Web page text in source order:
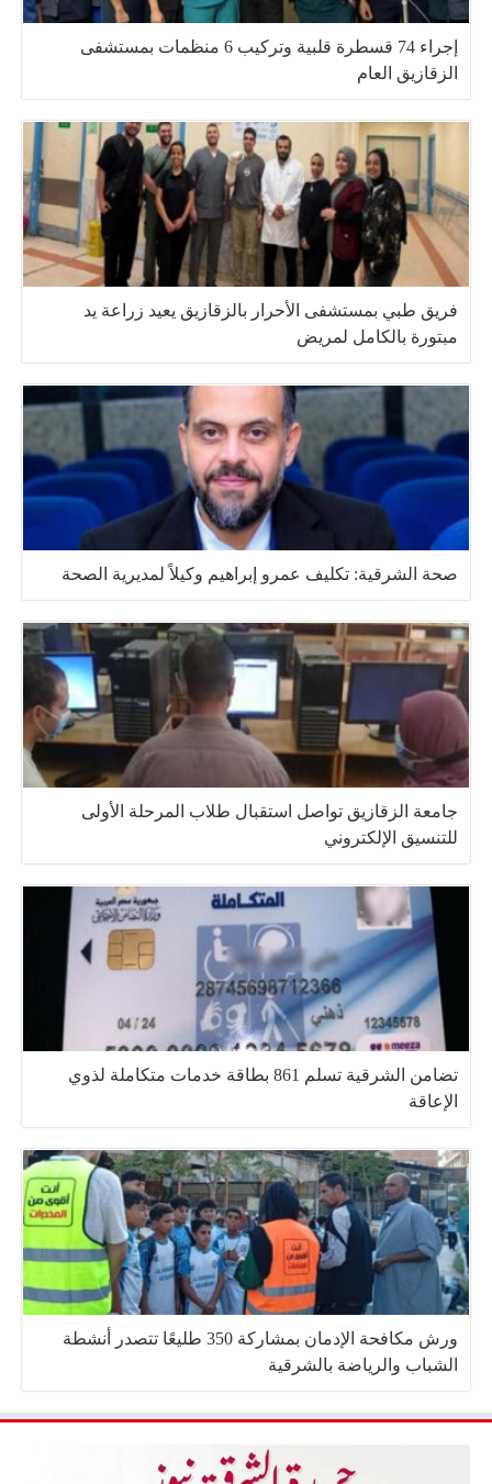
إجراء 74 قسطرة قلبية وتركيب 6 منظمات بمستشفى
الزقازيق العام
فريق طبي بمستشفى الأحرار بالزقازيق يعيد زراعة يد
مبتورة بالكامل لمريض
صحة الشرقية: تكليف عمرو إبراهيم وكيلاً لمديرية الصحة
جامعة الزقازيق تواصل استقبال طلاب المرحلة الأولى
للتنسيق الإلكتروني
تضامن الشرقية تسلم 861 بطاقة خدمات متكاملة لذوي
الإعاقة
ورش مكافحة الإدمان بمشاركة 350 طليعًا تتصدر أنشطة
الشباب والرياضة بالشرقية